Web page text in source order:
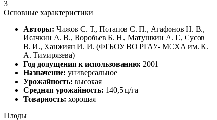
3
Основные характеристики
Авторы: Чижов С. Т., Потапов С. П., Агафонов Н. В.,
Исачкин А. В., Воробьев Б. Н., Матушкин А. Г., Сусов
В. И., Ханжиян И. И. (ФГБОУ ВО РГАУ- МСХА им. К.
А. Тимирязева)
Год допущения к использованию: 2001
Назначение: универсальное
Урожайность: высокая
Средняя урожайность: 140,5 ц/га
Товарность: хорошая
Плоды